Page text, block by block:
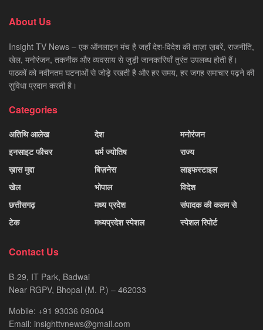
About Us
Insight TV News – एक ऑनलाइन मंच है जहाँ देश-विदेश की ताज़ा ख़बरें, राजनीति,
खेल, मनोरंजन, तकनीक और व्यवसाय से जुड़ी जानकारियाँ तुरंत उपलब्ध होती हैं।
पाठकों को नवीनतम घटनाओं से जोड़े रखती है और हर समय, हर जगह समाचार पढ़ने की
सुविधा प्रदान करती है।
Categories
अतिथि आलेख
इनसाइट फीचर
ख़ास मुद्दा
खेल
छत्तीसगढ़
टेक
देश
धर्म ज्योतिष
बिज़नेस
भोपाल
मध्य प्रदेश
मध्यप्रदेश स्पेशल
मनोरंजन
राज्य
लाइफस्टाइल
विदेश
संपादक की कलम से
स्पेशल रिपोर्ट
Contact Us
B-29, IT Park, Badwai
Near RGPV, Bhopal (M. P.) – 462033
Mobile: +91 93036 09004
Email: insighttvnews@gmail.com